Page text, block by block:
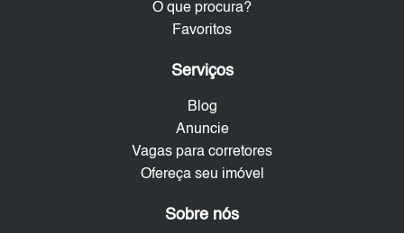
O que procura?
Favoritos
Serviços
Blog
Anuncie
Vagas para corretores
Ofereça seu imóvel
Sobre nós